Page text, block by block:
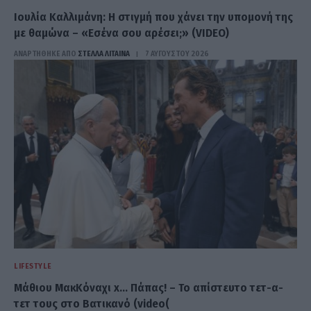
Ιουλία Καλλιμάνη: Η στιγμή που χάνει την υπομονή της
με θαμώνα – «Εσένα σου αρέσει;» (VIDEO)
ΑΝΑΡΤΗΘΗΚΕ ΑΠΟ ΣΤΈΛΛΑ ΛΊΤΑΙΝΑ 7 ΑΥΓΟΎΣΤΟΥ 2026
LIFESTYLE
Μάθιου ΜακΚόναχι x… Πάπας! – Το απίστευτο τετ-α-
τετ τους στο Βατικανό (video(